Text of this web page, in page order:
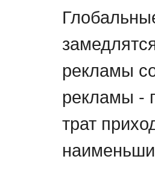
рекламы
рекламы -
трат